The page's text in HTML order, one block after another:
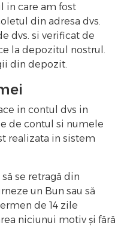
in care am fost
din adresa dvs.
dvs. si verificat de
la depozitul nostrul.
din depozit.
in contul dvs in
de contul si numele
realizata in sistem
se retragă din
un Bun sau să
de 14 zile
niciunui motiv și fără